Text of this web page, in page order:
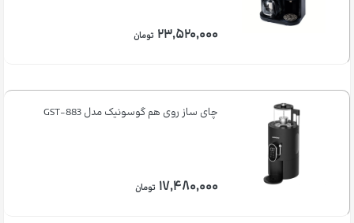
۲۳,۵۲۰,۰۰۰ تومان
چای ساز روی هم گوسونیک مدل GST-883
۱۷,۴۸۰,۰۰۰ تومان